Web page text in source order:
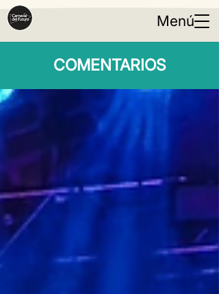
Menú
COMENTARIOS